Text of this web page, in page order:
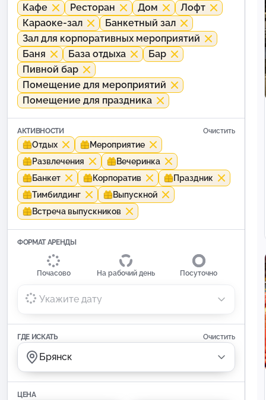
Кафе Ресторан Дом
Лофт
Караоке-зал
Банкетный зал
Зал для корпоративных мероприятий
Баня
База отдыха
Бар
Пивной бар
Помещение для мероприятий
Помещение для праздника
АКТИВНОСТИ Очистить
Отдых
Мероприятие
Развлечения
Вечеринка
Банкет
Корпоратив
Праздник
Тимбилдинг
Выпускной
Встреча выпускников
ФОРМАТ АРЕНДЫ
Почасово На рабочий день Посуточно
Укажите дату
ГДЕ ИСКАТЬ Очистить
Брянск
ЦЕНА